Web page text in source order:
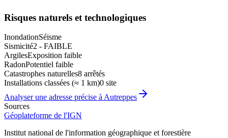
Risques naturels et technologiques
InondationSéisme
Sismicité2 - FAIBLE
ArgilesExposition faible
RadonPotentiel faible
Catastrophes naturelles8 arrêtés
Installations classées (≈ 1 km)0 site
Analyser une adresse précise à Autreppes
Sources
Géoplateforme de l'IGN
Institut national de l'information géographique et forestière